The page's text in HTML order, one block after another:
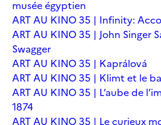
musée égyptien
ART AU KINO 35 | Infinity:
ART AU KINO 35 | John Singer
Swagger
ART AU KINO 35 | Kaprálová
ART AU KINO 35 | Klimt et le
ART AU KINO 35 | L’aube de
1874
ART AU KINO 35 | Le curieux